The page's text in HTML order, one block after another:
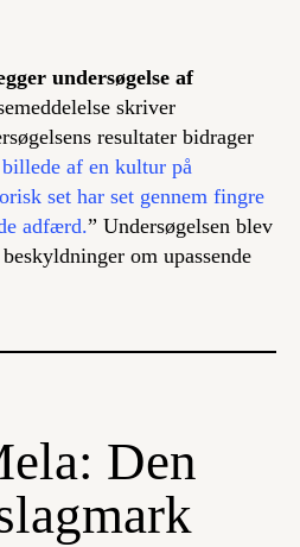
undersøgelse af
skriver
resultater bidrager
billede af en kultur på
set har set gennem fingre
adfærd.” Undersøgelsen blev
om upassende
Den